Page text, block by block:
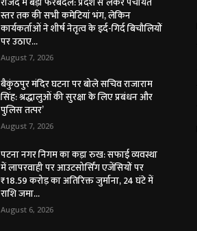
स्तर तक की सभी कमेटियां भंग, लेकिन
कार्यकर्ताओं ने शीर्ष नेतृत्व के इर्द-गिर्द बिचौलियों
पर उठाए...
August 7, 2026
बैकुंठपुर मंदिर घटना पर बोले सचिव राजाराम
सिंह: श्रद्धालुओं की सुरक्षा के लिए प्रबंधन और
पुलिस तत्पर’
August 7, 2026
पटना नगर निगम का कड़ा रुख: सफाई व्यवस्था
में लापरवाही पर आउटसोर्सिंग एजेंसियों पर
₹18.59 करोड़ का अतिरिक्त जुर्माना, 24 घंटे में
राशि जमा...
August 6, 2026